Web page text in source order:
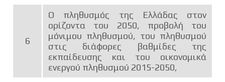
6
Ο πληθυσμός της Ελλάδας στον
ορίζοντα του 2050, προβολή του
μόνιμου πληθυσμού, του πληθυσμού
στις διάφορες βαθμίδες της
εκπαίδευσης και του οικονομικά
ενεργού πληθυσμού 2015-2050,